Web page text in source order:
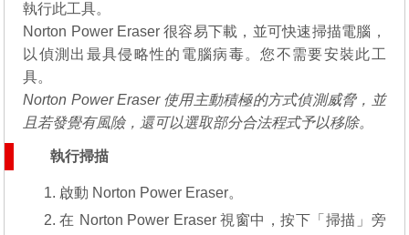
執行此工具。
Norton Power Eraser 很容易下載，並可快速掃描電腦，
以偵測出最具侵略性的電腦病毒。您不需要安裝此工
具。
Norton Power Eraser 使用主動積極的方式偵測威脅，並
且若發覺有風險，還可以選取部分合法程式予以移除。
執行掃描
啟動 Norton Power Eraser。
在 Norton Power Eraser 視窗中，按下「掃描」旁